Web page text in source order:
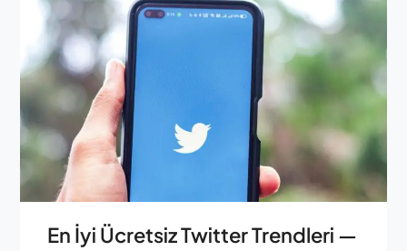
En İyi Ücretsiz Twitter Trendleri —